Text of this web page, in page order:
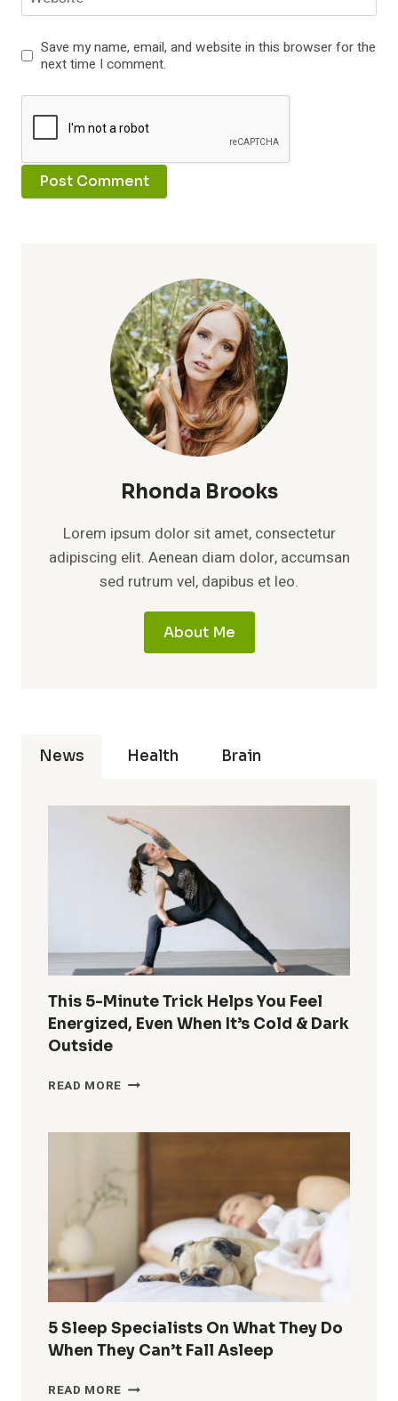
Save my name, email, and website in this browser for the
next time I comment.
Rhonda Brooks
Lorem ipsum dolor sit amet, consectetur
adipiscing elit. Aenean diam dolor, accumsan
sed rutrum vel, dapibus et leo.
About Me
News Health Brain
This 5-Minute Trick Helps You Feel
Energized, Even When It’s Cold & Dark
Outside
READ MORE THIS
TRICK
EVEN
WHEN
IT’S
COLD
DARK
OUTSIDE
5 Sleep Specialists On What They Do
When They Can’t Fall Asleep
READ MORE 5